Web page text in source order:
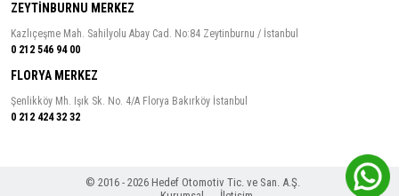
ZEYTİNBURNU MERKEZ
Kazlıçeşme Mah. Sahilyolu Abay Cad. No:84 Zeytinburnu / İstanbul
0 212 546 94 00
FLORYA MERKEZ
Şenlikköy Mh. Işık Sk. No. 4/A Florya Bakırköy İstanbul
0 212 424 32 32
© 2016 - 2026 Hedef Otomotiv Tic. ve San. A.Ş.